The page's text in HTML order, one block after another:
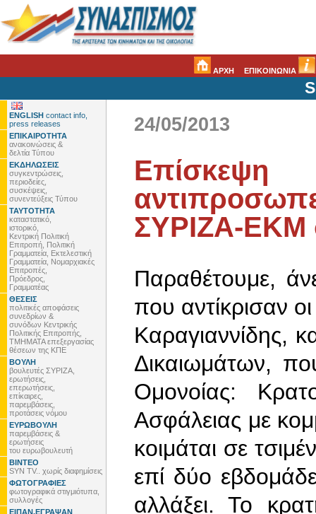
ΑΡΧΗ ΕΠΙΚΟΙΝΩΝΙΑ
ENGLISH contact info,
press releases
ΕΠΙΚΑΙΡΟΤΗΤΑ
ανακοινώσεις &
δελτία Τύπου
ΕΚΔΗΛΩΣΕΙΣ
συγκεντρώσεις,
περιοδείες,
συσκέψεις,
συνεντεύξεις Τύπου
ΤΑΥΤΟΤΗΤΑ
καταστατικό,
ιστορικό,
Κεντρική Πολιτική
Επιτροπή, Πολιτική
Γραμματεία, Εκτελεστική
Γραμματεία, Νομαρχιακές
Επιτροπές,
Πρόεδρος,
Γραμματέας
ΘΕΣΕΙΣ
πολιτικές αποφάσεις
συνεδρίων &
συνόδων Κεντρικής
Πολιτικής Επιτροπής,
ΤΜΗΜΑΤΑ επεξεργασίας
θέσεων της ΚΠΕ
ΒΟΥΛΗ
βουλευτές ΣΥΡΙΖΑ,
ερωτήσεις,
επερωτήσεις,
επίκαιρες,
παρεμβάσεις,
προτάσεις νόμου
ΕΥΡΩΒΟΥΛΗ
παρεμβάσεις &
ερωτήσεις
του ευρωβουλευτή
ΒΙΝΤΕΟ
SYN TV.. χωρίς διαφημίσεις
ΦΩΤΟΓΡΑΦΙΕΣ
φωτογραφικά στιγμιότυπα,
συλλογές
ΕΙΠΑΝ,ΕΓΡΑΨΑΝ
24/05/2013
Επίσκεψη
ΣΥΡΙΖΑ-ΕΚΜ
Παραθέτουμε,
που αντίκρισαν
Καραγιαννίδης,
Δικαιωμάτων,
Ομονοίας:
Ασφάλειας με
κοιμάται σε
επί δύο
αλλάξει. Το